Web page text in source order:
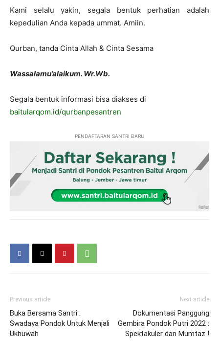
Kami selalu yakin, segala bentuk perhatian adalah
kepedulian Anda kepada ummat. Amiin.
Qurban, tanda Cinta Allah & Cinta Sesama
Wassalamu’alaikum. Wr.Wb.
Segala bentuk informasi bisa diakses di
baitularqom.id/qurbanpesantren
PENDAFTARAN SANTRI BARU
Previous article
Buka Bersama Santri :
Swadaya Pondok Untuk Menjali
Ukhuwah
Next article
Dokumentasi Panggung
Gembira Pondok Putri 2022 :
Spektakuler dan Mumtaz !